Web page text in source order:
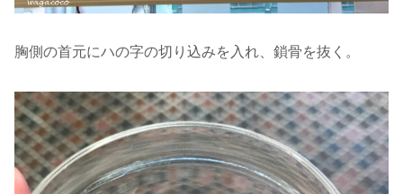
胸側の首元にハの字の切り込みを入れ、鎖骨を抜く。